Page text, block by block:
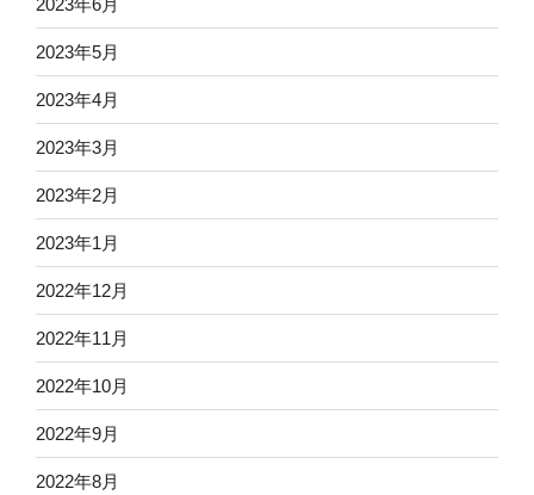
2023年5月
2023年4月
2023年3月
2023年2月
2023年1月
2022年12月
2022年11月
2022年10月
2022年9月
2022年8月